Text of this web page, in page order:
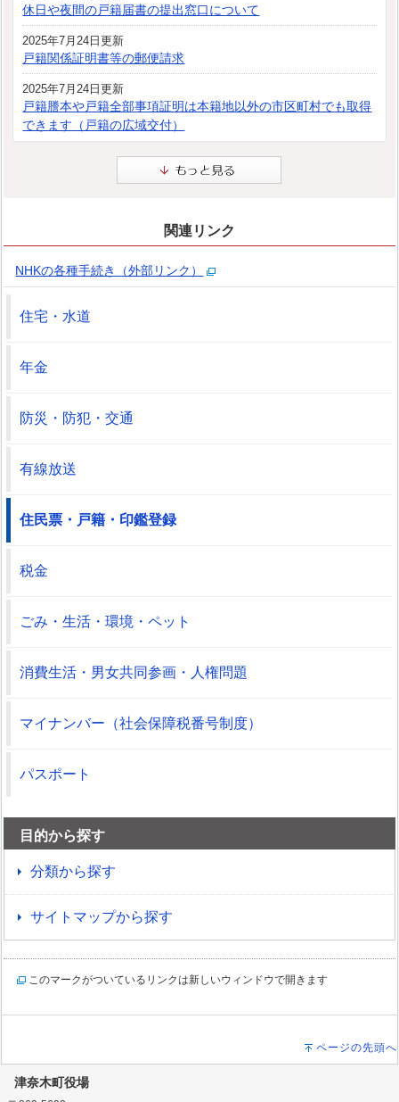
休日や夜間の戸籍届書の提出窓口について
2025年7月24日更新
戸籍関係証明書等の郵便請求
2025年7月24日更新
戸籍謄本や戸籍全部事項証明は本籍地以外の市区町村でも取得
できます（戸籍の広域交付）
関連リンク
NHKの各種手続き（外部リンク）
住宅・水道
年金
防災・防犯・交通
有線放送
住民票・戸籍・印鑑登録
税金
ごみ・生活・環境・ペット
消費生活・男女共同参画・人権問題
マイナンバー（社会保障税番号制度）
パスポート
目的から探す
分類から探す
サイトマップから探す
このマークがついているリンクは新しいウィンドウで開きます
ページの先頭へ
津奈木町役場